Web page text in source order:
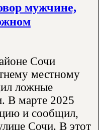
мужчине,
Сочи
местному
ложные
В марте 2025
и сообщил,
Сочи. В этот